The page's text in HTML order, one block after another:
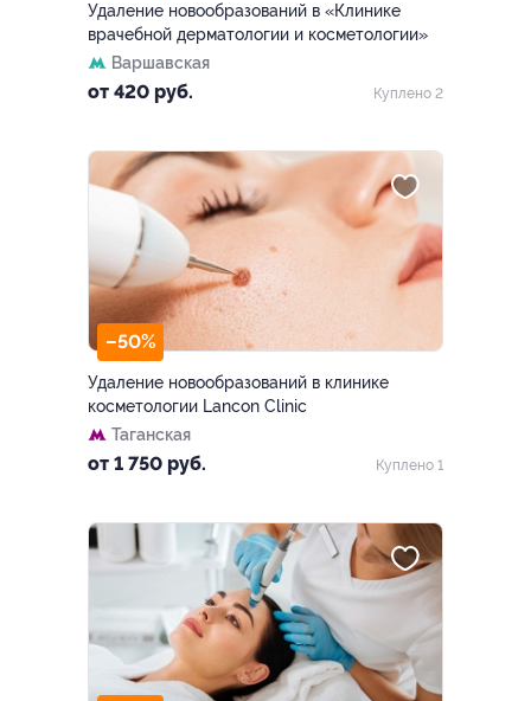
Удаление новообразований в «Клинике
врачебной дерматологии и косметологии»
Варшавская
от 420 руб. Куплено 2
–50%
Удаление новообразований в клинике
косметологии Lancon Cliniс
Таганская
от 1 750 руб. Куплено 1